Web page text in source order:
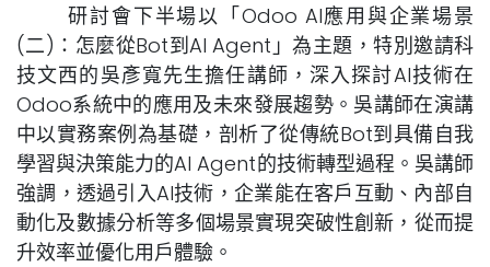
研討會下半場以「Odoo AI應用與企業場景
(二)：怎麼從Bot到AI Agent」為主題，特別邀請科
技文西的吳彥寬先生擔任講師，深入探討AI技術在
Odoo系統中的應用及未來發展趨勢。吳講師在演講
中以實務案例為基礎，剖析了從傳統Bot到具備自我
學習與決策能力的AI Agent的技術轉型過程。吳講師
強調，透過引入AI技術，企業能在客戶互動、內部自
動化及數據分析等多個場景實現突破性創新，從而提
升效率並優化用戶體驗。